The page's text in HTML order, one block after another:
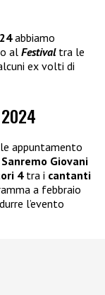
abbiamo
alFestival tra le
ex volti di
appuntamento
Sanremo Giovani
4 tra i cantanti
a febbraio
l’evento